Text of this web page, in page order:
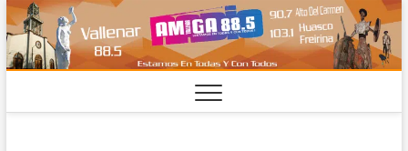
Saltar
al
contenido